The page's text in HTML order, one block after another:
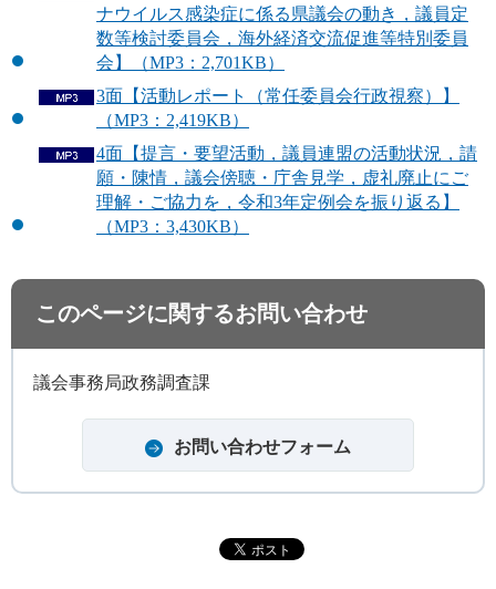
ナウイルス感染症に係る県議会の動き，議員定
数等検討委員会，海外経済交流促進等特別委員
会】（MP3：2,701KB）
3面【活動レポート（常任委員会行政視察）】
（MP3：2,419KB）
4面【提言・要望活動，議員連盟の活動状況，請
願・陳情，議会傍聴・庁舎見学，虚礼廃止にご
理解・ご協力を，令和3年定例会を振り返る】
（MP3：3,430KB）
このページに関するお問い合わせ
議会事務局政務調査課